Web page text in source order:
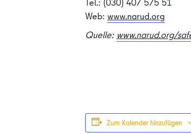
Web: www.narud.org
Quelle: www.narud.org/
Zum Kalender hinzufügen